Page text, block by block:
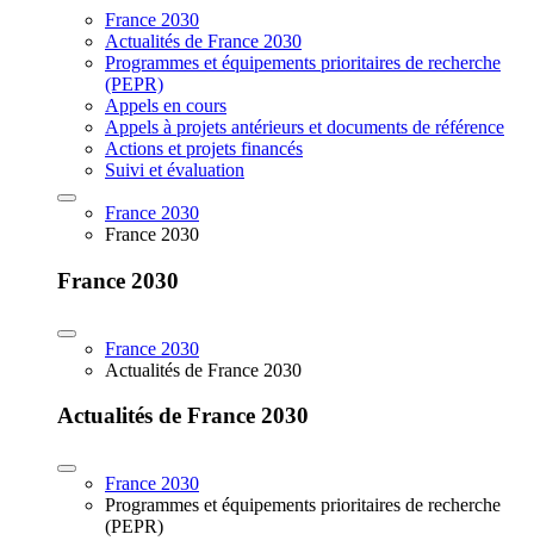
France 2030
Actualités de France 2030
Programmes et équipements prioritaires de recherche
(PEPR)
Appels en cours
Appels à projets antérieurs et documents de référence
Actions et projets financés
Suivi et évaluation
France 2030
France 2030
France 2030
France 2030
Actualités de France 2030
Actualités de France 2030
France 2030
Programmes et équipements prioritaires de recherche
(PEPR)